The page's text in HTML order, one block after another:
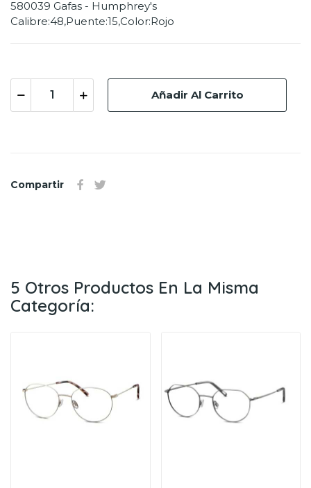
580039 Gafas - Humphrey's
Calibre:48,Puente:15,Color:Rojo
Añadir Al Carrito
Compartir
5 Otros Productos En La Misma
Categoría: